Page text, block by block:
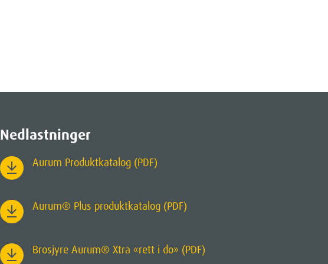
Nedlastninger
Aurum Produktkatalog (PDF)
Aurum® Plus produktkatalog (PDF)
Brosjyre Aurum® Xtra «rett i do» (PDF)